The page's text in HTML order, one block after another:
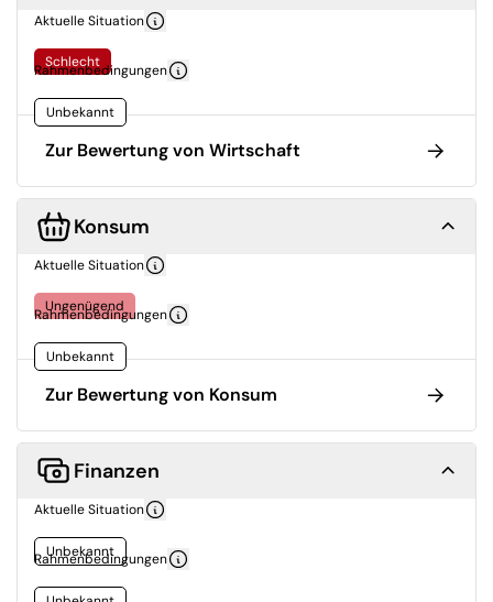
Aktuelle Situation
Schlecht
Rahmenbedingungen
Unbekannt
Zur Bewertung von Wirtschaft
Konsum
Aktuelle Situation
Ungenügend
Rahmenbedingungen
Unbekannt
Zur Bewertung von Konsum
Finanzen
Aktuelle Situation
Unbekannt
Rahmenbedingungen